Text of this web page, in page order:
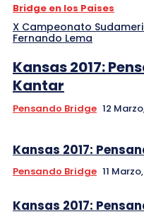
Bridge en los Paises
X Campeonato
Fernando Lema
Kansas 2017:
Kantar
Pensando Bridge 12
Kansas 2017:
Pensando Bridge 11
Kansas 2017: